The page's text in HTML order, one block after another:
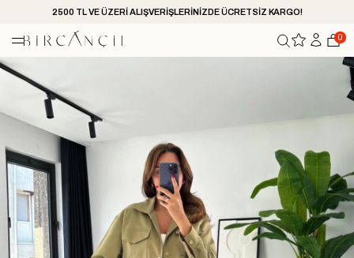
2500 TL VE ÜZERİ ALIŞVERİŞLERİNİZDE ÜCRETSİZ KARGO!
0